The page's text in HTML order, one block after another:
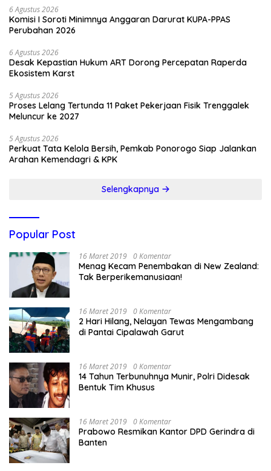
6 Agustus 2026
Komisi I Soroti Minimnya Anggaran Darurat KUPA-PPAS
Perubahan 2026
6 Agustus 2026
Desak Kepastian Hukum ART Dorong Percepatan Raperda
Ekosistem Karst
5 Agustus 2026
Proses Lelang Tertunda 11 Paket Pekerjaan Fisik Trenggalek
Meluncur ke 2027
5 Agustus 2026
Perkuat Tata Kelola Bersih, Pemkab Ponorogo Siap Jalankan
Arahan Kemendagri & KPK
Selengkapnya
Popular Post
16 Maret 2019 0 Komentar
Menag Kecam Penembakan di New Zealand:
Tak Berperikemanusiaan!
16 Maret 2019 0 Komentar
2 Hari Hilang, Nelayan Tewas Mengambang
di Pantai Cipalawah Garut
16 Maret 2019 0 Komentar
14 Tahun Terbunuhnya Munir, Polri Didesak
Bentuk Tim Khusus
16 Maret 2019 0 Komentar
Prabowo Resmikan Kantor DPD Gerindra di
Banten